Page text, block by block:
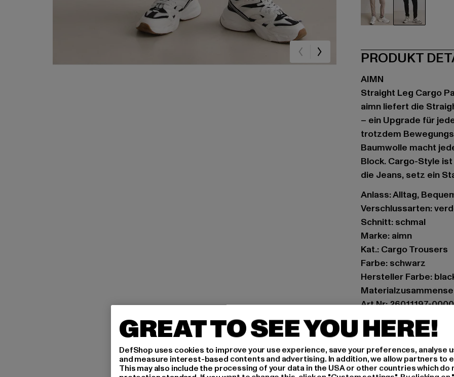
PRODUKT
AIMN
Straight Leg Cargo
aimn liefert die
– ein Upgrade für
trotzdem
Baumwolle macht
Block. Cargo-Style
die Jeans, setz ein
Anlass: Alltag,
Verschlussarten:
Schnitt: schmal
Marke: aimn
Kat.: Cargo Trousers
Farbe: schwarz
Hersteller Farbe:
Art.Nr: 26011197-
Hersteller: Urban
Schanzenstraße 41 |
GREAT TO SEE YOU HERE!
DefShop uses cookies to improve your use experience, save your preferences, analyse
and measure interest-based contents and advertising. In addition, we allow partners to
This may also include the processing of your data in the USA or other countries which do